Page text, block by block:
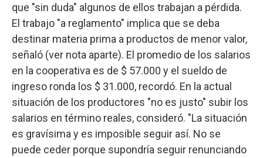
que "sin duda" algunos de ellos trabajan a pérdida.
El trabajo "a reglamento" implica que se deba
destinar materia prima a productos de menor valor,
señaló (ver nota aparte). El promedio de los salarios
en la cooperativa es de $ 57.000 y el sueldo de
ingreso ronda los $ 31.000, recordó. En la actual
situación de los productores "no es justo" subir los
salarios en término reales, consideró. "La situación
es gravísima y es imposible seguir así. No se
puede ceder porque supondría seguir renunciando